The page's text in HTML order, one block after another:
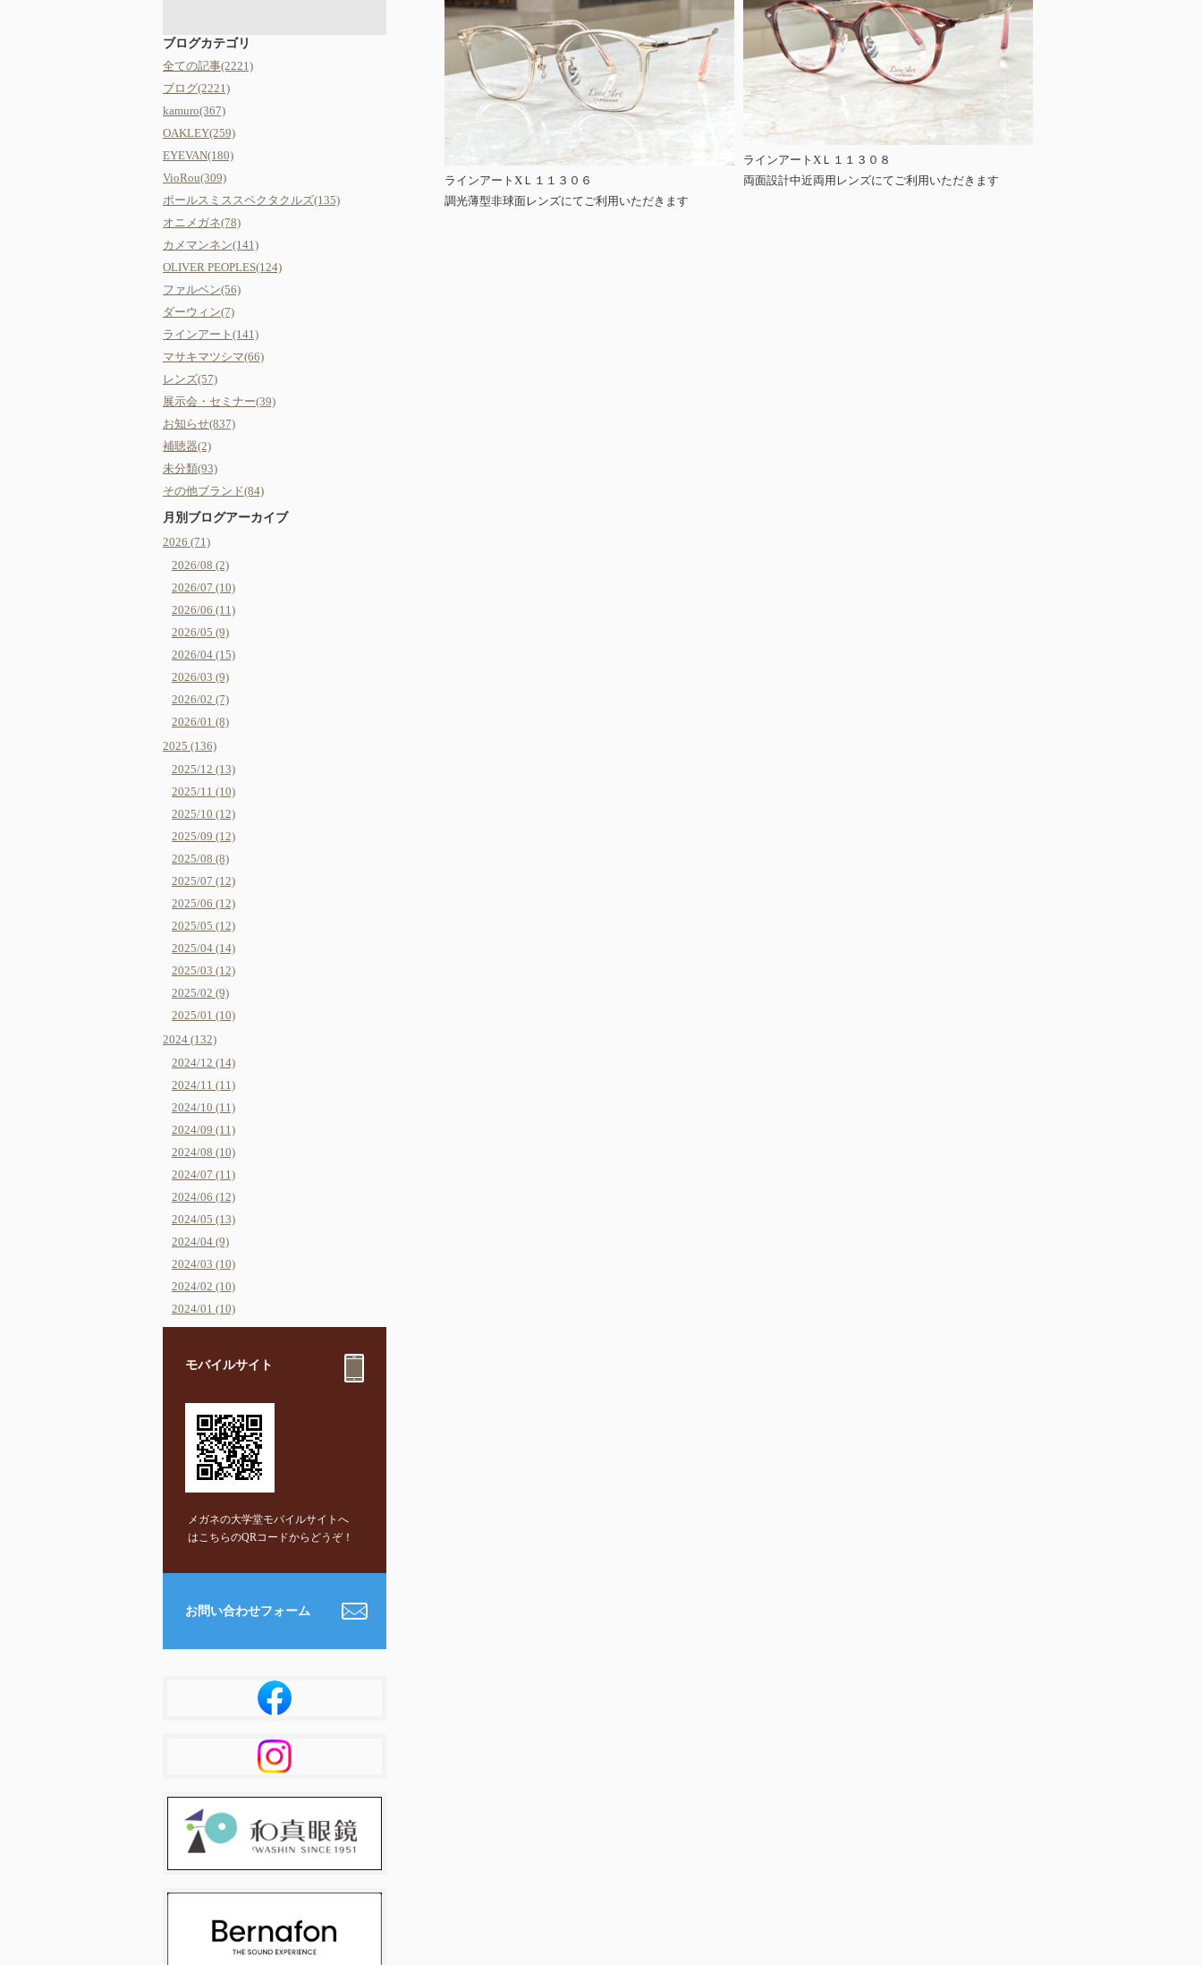
ラインアートXＬ１１３０８
両面設計中近両用レンズにてご利用いただきます
ラインアートXＬ１１３０６
調光薄型非球面レンズにてご利用いただきます
ブログカテゴリ
全ての記事(2221)
ブログ(2221)
kamuro(367)
OAKLEY(259)
EYEVAN(180)
VioRou(309)
ポールスミススペクタクルズ(135)
オニメガネ(78)
カメマンネン(141)
OLIVER PEOPLES(124)
ファルベン(56)
ダーウィン(7)
ラインアート(141)
マサキマツシマ(66)
レンズ(57)
展示会・セミナー(39)
お知らせ(837)
補聴器(2)
未分類(93)
その他ブランド(84)
月別ブログアーカイブ
2026 (71)
2026/08 (2)
2026/07 (10)
2026/06 (11)
2026/05 (9)
2026/04 (15)
2026/03 (9)
2026/02 (7)
2026/01 (8)
2025 (136)
2025/12 (13)
2025/11 (10)
2025/10 (12)
2025/09 (12)
2025/08 (8)
2025/07 (12)
2025/06 (12)
2025/05 (12)
2025/04 (14)
2025/03 (12)
2025/02 (9)
2025/01 (10)
2024 (132)
2024/12 (14)
2024/11 (11)
2024/10 (11)
2024/09 (11)
2024/08 (10)
2024/07 (11)
2024/06 (12)
2024/05 (13)
2024/04 (9)
2024/03 (10)
2024/02 (10)
2024/01 (10)
モバイルサイト
メガネの大学堂モバイルサイトへ
はこちらのQRコードからどうぞ！
お問い合わせフォーム